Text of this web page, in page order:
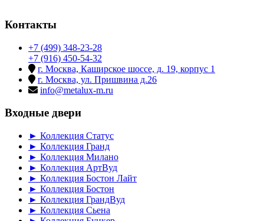
Контакты
+7 (499) 348-23-28
+7 (916) 450-54-32
г. Москва, Каширское шоссе, д. 19, корпус 1
г. Москва, ул. Пришвина д.26
info@metalux-m.ru
Входные двери
► Коллекция Статус
► Коллекция Гранд
► Коллекция Милано
► Коллекция АртВуд
► Коллекция Бостон Лайт
► Коллекция Бостон
► Коллекция ГрандВуд
► Коллекция Сьена